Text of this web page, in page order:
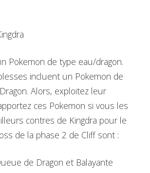
Pokemon de type eau/dragon.
incluent un Pokemon de
Alors, exploitez leur
ces Pokemon si vous les
contres de Kingdra pour le
de la phase 2 de Cliff sont :
de Dragon et Balayante